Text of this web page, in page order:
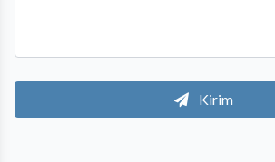
Kirim